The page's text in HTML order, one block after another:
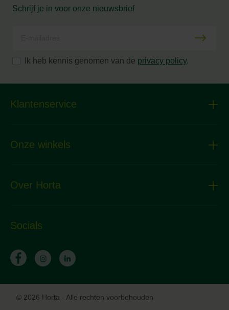
Schrijf je in voor onze nieuwsbrief
Ik heb kennis genomen van de privacy policy.
Klantenservice
Onze winkels
Over Horta
Socials
© 2026 Horta - Alle rechten voorbehouden